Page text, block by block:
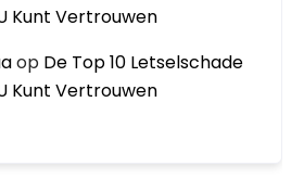
Kunt Vertrouwen
op De Top 10 Letselschade
Kunt Vertrouwen